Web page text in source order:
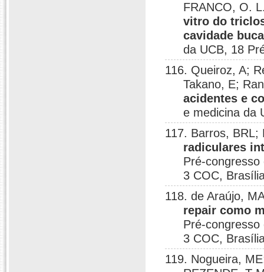
FRANCO, O.
vitro do
cavidade
da UCB, 18
116. Queiroz, A;
Takano, E;
acidentes e
e medicina da
117. Barros,
radiculares
Pré-
3 COC,
118. de Araújo,
repair como
Pré-
3 COC,
119. Nogueira,